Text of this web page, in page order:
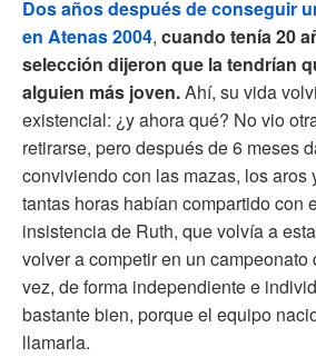
Dos años después de conseguir
en Atenas 2004, cuando tenía 20
selección dijeron que la tendrían
alguien más joven.Ahí, su vida
existencial: ¿y ahora qué? No vio
retirarse, pero después de 6 meses
conviviendo con las mazas, los aros
tantas horas habían compartido con
insistencia de Ruth, que volvía a
volver a competir en un campeonato
vez, de forma independiente e
bastante bien, porque el equipo
llamarla.